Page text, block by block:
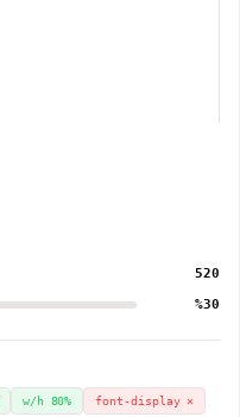
520
%30
w/h 80% font-display ✕